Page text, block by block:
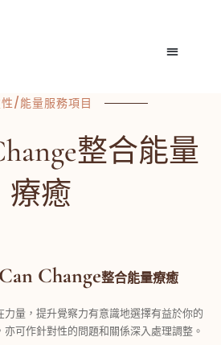
/能量服務項目
整合能量
療癒
Change整合能量療癒
量，提升覺察力有意識地選擇有益於你的
可作針對性的問題和關係深入處理調整。